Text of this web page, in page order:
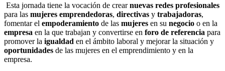
Esta jornada tiene la vocación de crearnuevas redes profesionales
para las mujeres emprendedoras, directivas y trabajadoras,
fomentar el empoderamiento de las mujeres en su negocio o en la
empresa en la que trabajan y convertirse en foro de referencia para
promover la igualdad en el ámbito laboral y mejorar la situación y
oportunidades de las mujeres en el emprendimiento y en la
empresa.